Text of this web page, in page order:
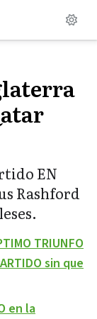
EN
Rashford
TRIUNFO
sin que
en la